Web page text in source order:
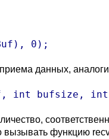
данных,
int bufsize,
функцию recv